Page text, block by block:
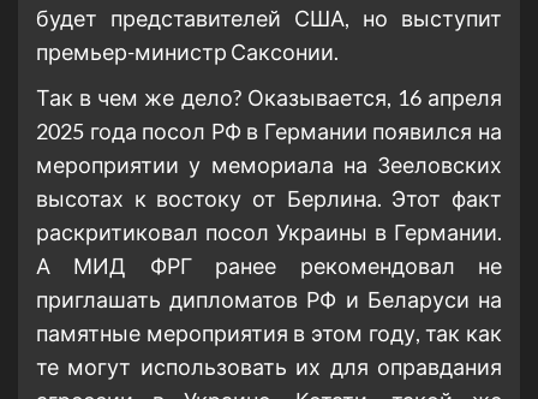
будет представителей США, но выступит
премьер-министр Саксонии.
Так в чем же дело? Оказывается, 16 апреля
2025 года посол РФ в Германии появился на
мероприятии у мемориала на Зееловских
высотах к востоку от Берлина. Этот факт
раскритиковал посол Украины в Германии.
А МИД ФРГ ранее рекомендовал не
приглашать дипломатов РФ и Беларуси на
памятные мероприятия в этом году, так как
те могут использовать их для оправдания